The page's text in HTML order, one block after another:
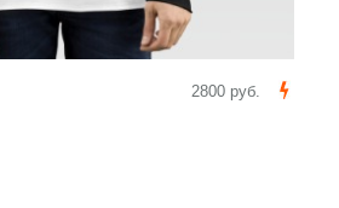
2800 руб.